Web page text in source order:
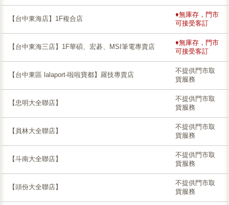
【台中東海店】1F複合店
♦無庫存，門市
可接受客訂
【台中東海三店】1F華碩、宏碁、MSI筆電專賣店
♦無庫存，門市
可接受客訂
【台中東區 lalaport-啦啦寶都】羅技專賣店
不提供門市取
貨服務
【忠明大全聯店】
不提供門市取
貨服務
【員林大全聯店】
不提供門市取
貨服務
【斗南大全聯店】
不提供門市取
貨服務
【頭份大全聯店】
不提供門市取
貨服務